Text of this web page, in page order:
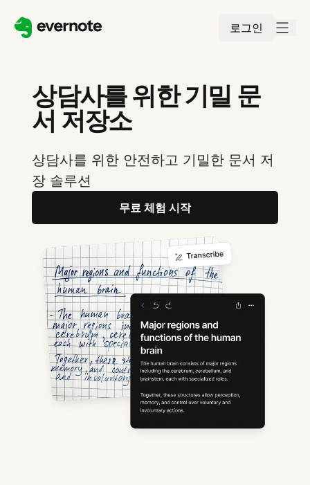
로그인
상담사를 위한 기밀 문
서 저장소
상담사를 위한 안전하고 기밀한 문서 저
장 솔루션
무료 체험 시작